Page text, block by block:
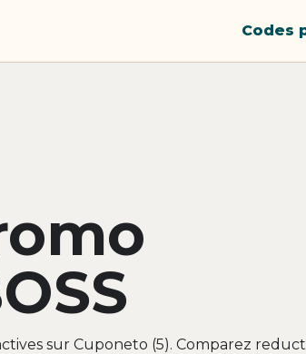
Codes
sur Cuponeto (5). Comparez